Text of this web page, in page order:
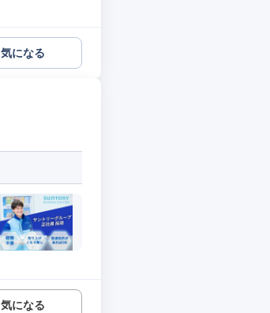
気になる
気になる